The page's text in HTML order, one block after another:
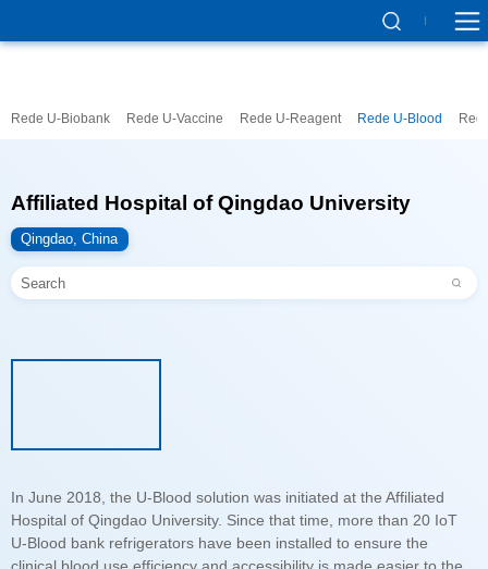
Rede U-Biobank Rede U-Vaccine Rede U-Reagent Rede U-Blood
Affiliated Hospital of Qingdao University
Qingdao, China